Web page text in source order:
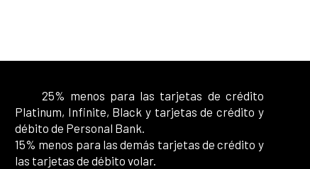
25% menos para las tarjetas de crédito
Platinum, Infinite, Black y tarjetas de crédito y
débito de Personal Bank.
15% menos para las demás tarjetas de crédito y
las tarjetas de débito volar.